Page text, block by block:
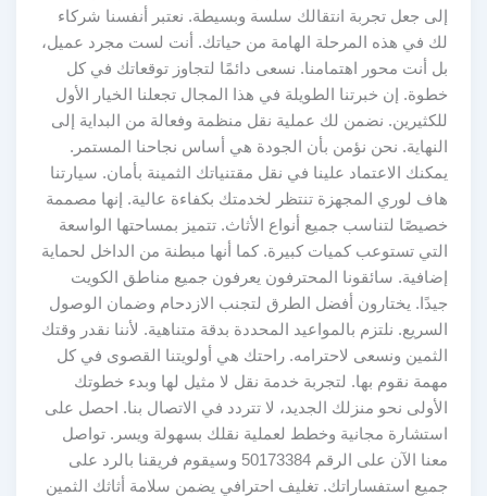
إلى جعل تجربة انتقالك سلسة وبسيطة. نعتبر أنفسنا شركاء
لك في هذه المرحلة الهامة من حياتك. أنت لست مجرد عميل،
بل أنت محور اهتمامنا. نسعى دائمًا لتجاوز توقعاتك في كل
خطوة. إن خبرتنا الطويلة في هذا المجال تجعلنا الخيار الأول
للكثيرين. نضمن لك عملية نقل منظمة وفعالة من البداية إلى
النهاية. نحن نؤمن بأن الجودة هي أساس نجاحنا المستمر.
يمكنك الاعتماد علينا في نقل مقتنياتك الثمينة بأمان. سيارتنا
هاف لوري المجهزة تنتظر لخدمتك بكفاءة عالية. إنها مصممة
خصيصًا لتناسب جميع أنواع الأثاث. تتميز بمساحتها الواسعة
التي تستوعب كميات كبيرة. كما أنها مبطنة من الداخل لحماية
إضافية. سائقونا المحترفون يعرفون جميع مناطق الكويت
جيدًا. يختارون أفضل الطرق لتجنب الازدحام وضمان الوصول
السريع. نلتزم بالمواعيد المحددة بدقة متناهية. لأننا نقدر وقتك
الثمين ونسعى لاحترامه. راحتك هي أولويتنا القصوى في كل
مهمة نقوم بها. لتجربة خدمة نقل لا مثيل لها وبدء خطوتك
الأولى نحو منزلك الجديد، لا تتردد في الاتصال بنا. احصل على
استشارة مجانية وخطط لعملية نقلك بسهولة ويسر. تواصل
معنا الآن على الرقم 50173384 وسيقوم فريقنا بالرد على
جميع استفساراتك. تغليف احترافي يضمن سلامة أثاثك الثمين